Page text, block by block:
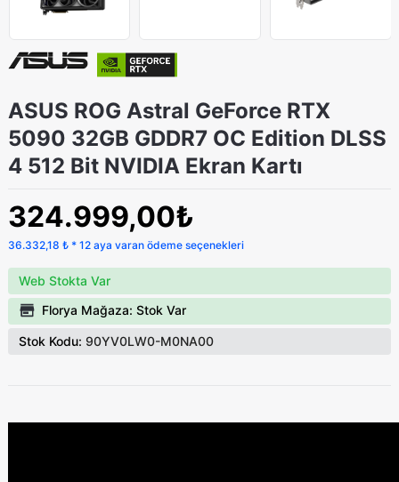
ASUS ROG Astral GeForce RTX
5090 32GB GDDR7 OC Edition DLSS
4 512 Bit NVIDIA Ekran Kartı
324.999,00₺
36.332,18 ₺ * 12 aya varan ödeme seçenekleri
Web Stokta Var
Florya Mağaza: Stok Var
Stok Kodu: 90YV0LW0-M0NA00